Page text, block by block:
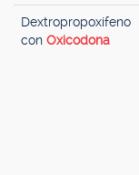
Dextropropoxifeno
con Oxicodona